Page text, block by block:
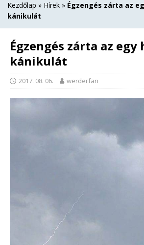
Kezdőlap » Hírek » Égzengés zárta az
kánikulát
Égzengés zárta az
kánikulát
2017. 08. 06. werderfan